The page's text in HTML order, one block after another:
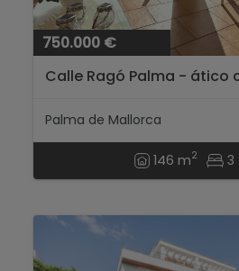
750.000 €
Calle Ragó Palma - ático
Palma de Mallorca
146 m2 3